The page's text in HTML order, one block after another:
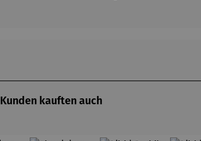
Kunden kauften auch